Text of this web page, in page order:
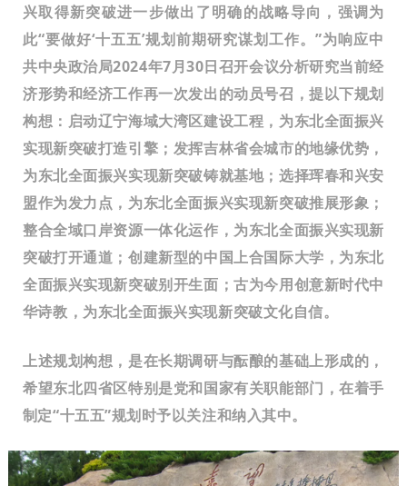
兴取得新突破进一步做出了明确的战略导向，强调为
此“要做好‘十五五’规划前期研究谋划工作。”为响应中
共中央政治局2024年7月30日召开会议分析研究当前经
济形势和经济工作再一次发出的动员号召，提以下规划
构想： 启动辽宁海域大湾区建设工程，为东北全面振兴
实现新突破打造引擎；发挥吉林省会城市的地缘优势，
为东北全面振兴实现新突破铸就基地；选择珲春和兴安
盟作为发力点，为东北全面振兴实现新突破推展形象；
整合全域口岸资源一体化运作，为东北全面振兴实现新
突破打开通道；创建新型的中国上合国际大学，为东北
全面振兴实现新突破别开生面；古为今用创意新时代中
华诗教，为东北全面振兴实现新突破文化自信。
上述规划构想，是在长期调研与酝酿的基础上形成的，
希望东北四省区特别是党和国家有关职能部门，在着手
制定“十五五”规划时予以关注和纳入其中。